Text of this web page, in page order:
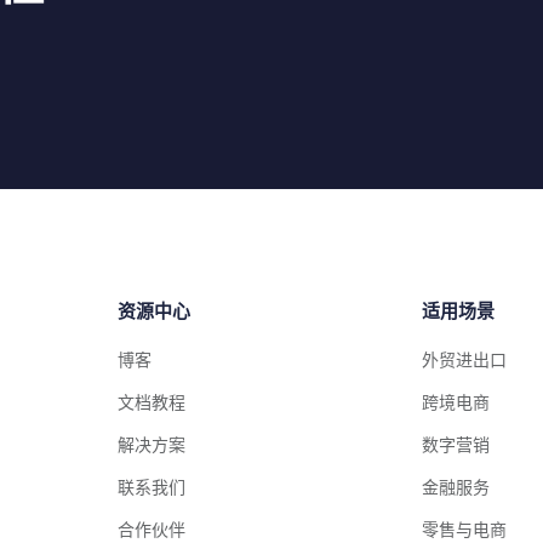
资源中心
博客
文档教程
解决方案
联系我们
合作伙伴
适用场景
外贸进出口
跨境电商
数字营销
金融服务
零售与电商